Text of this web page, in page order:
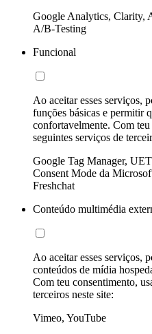
Google Analytics, Clarity,
A/B-Testing
Funcional
Ao aceitar esses serviços,
funções básicas e permitir
confortavelmente. Com
seguintes serviços de
Google Tag Manager,
Consent Mode da
Freshchat
Conteúdo multimédia
Ao aceitar esses serviços,
conteúdos de mídia
Com teu consentimento,
terceiros neste site:
Vimeo, YouTube